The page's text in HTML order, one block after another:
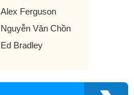
Alex Ferguson
Nguyễn Văn Chồn
Ed Bradley